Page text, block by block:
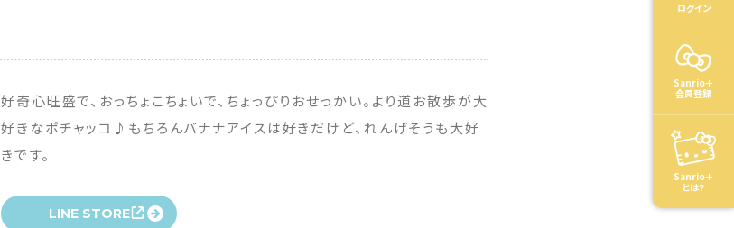
ログイン
Sanrio＋
会員登録
Sanrio＋
とは？
好奇心旺盛で、おっちょこちょいで、ちょっぴりおせっかい。より道お散歩が大
好きなポチャッコ♪もちろんバナナアイスは好きだけど、れんげそうも大好
きです。
LINE STORE